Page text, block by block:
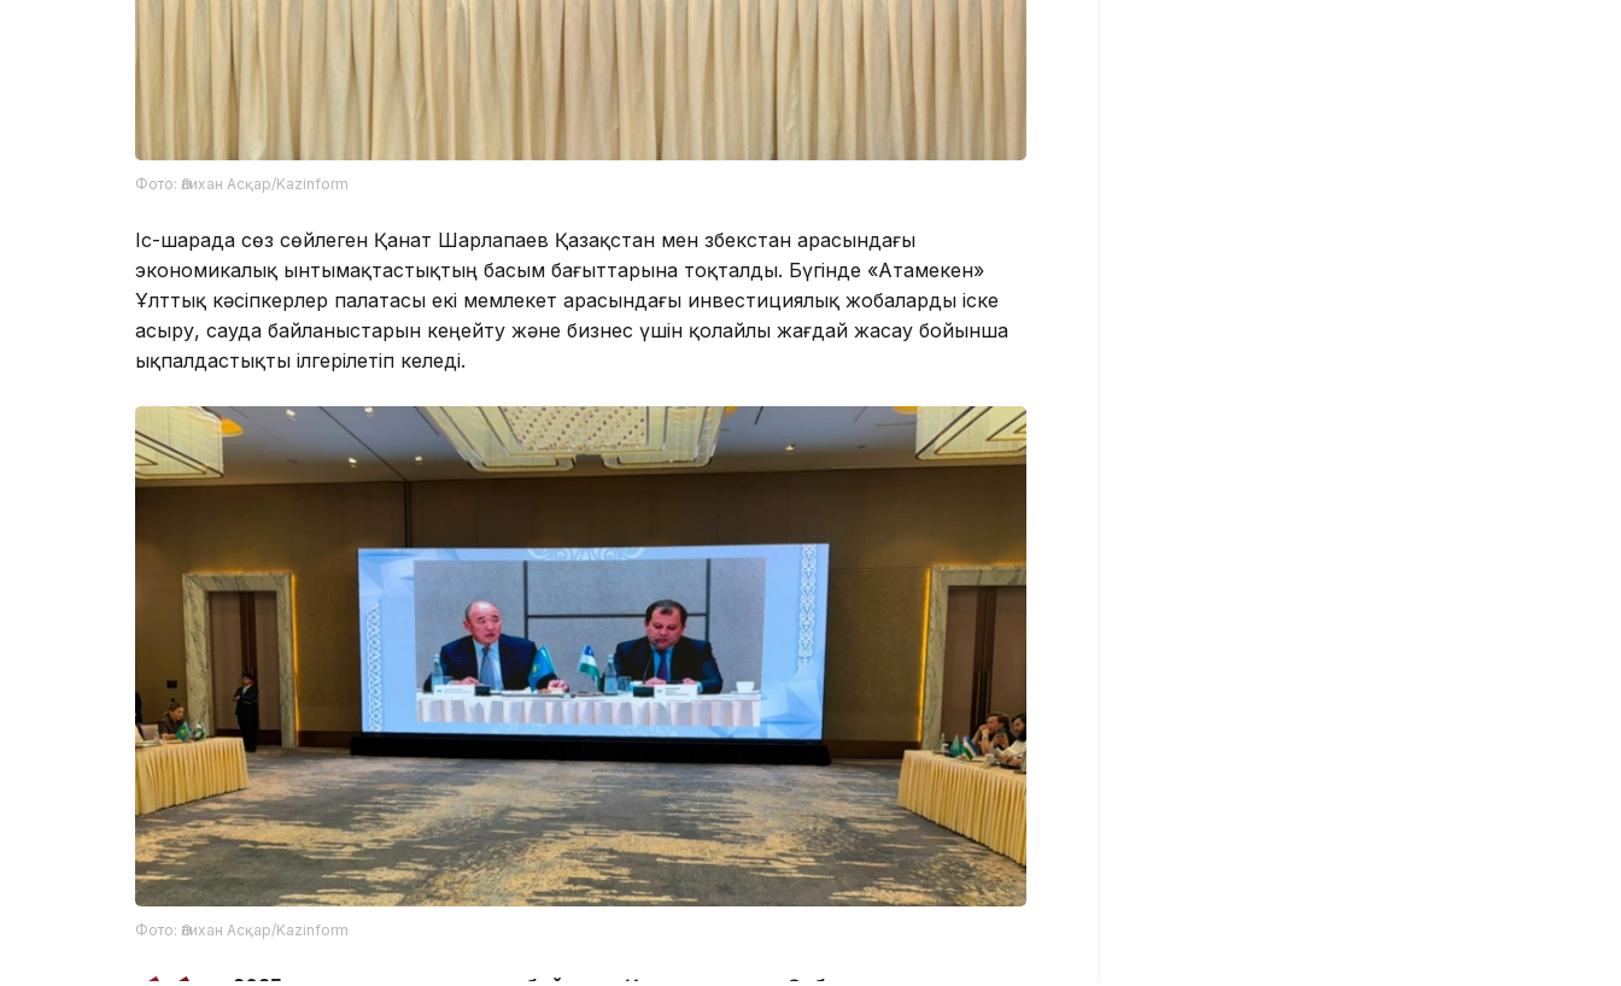
Фото: Әлихан Асқар/Kazinform
Іс-шарада сөз сөйлеген Қанат Шарлапаев Қазақстан мен Өзбекстан арасындағы
экономикалық ынтымақтастықтың басым бағыттарына тоқталды. Бүгінде «Атамекен»
Ұлттық кәсіпкерлер палатасы екі мемлекет арасындағы инвестициялық жобаларды іске
асыру, сауда байланыстарын кеңейту және бизнес үшін қолайлы жағдай жасау бойынша
ықпалдастықты ілгерілетіп келеді.
Фото: Әлихан Асқар/Kazinform